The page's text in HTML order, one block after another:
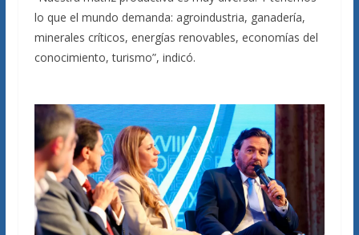
lo que el mundo demanda: agroindustria, ganadería,
minerales críticos, energías renovables, economías del
conocimiento, turismo”, indicó.